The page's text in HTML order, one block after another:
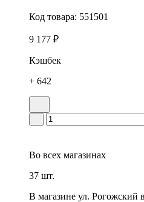
Код товара: 551501
9 177 ₽
Кэшбек
+ 642
Во всех магазинах
37 шт.
В магазине ул. Рогожский